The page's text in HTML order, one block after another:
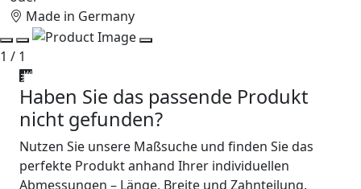
Made in Germany
1 / 1
Haben Sie das passende Produkt
nicht gefunden?
Nutzen Sie unsere Maßsuche und finden Sie das
perfekte Produkt anhand Ihrer individuellen
Abmessungen – Länge, Breite und Zahnteilung.